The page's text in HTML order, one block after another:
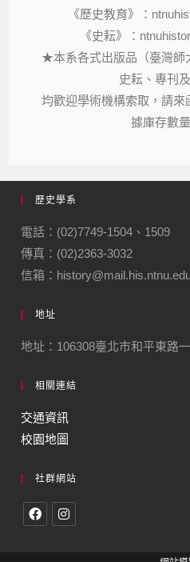
《歷史教育》：
《史耘》：
★本系各式出版品（臺灣師
史耘、專刊
均歡迎學術機構索取，請來
據庫存數
歷史學系
電話：(02)7749-1504、1509
傳真：(02)2363-3032
信箱：
地址
地址：106308臺北市和平東路
相關連結
交通資訊
校園地圖
社群網站